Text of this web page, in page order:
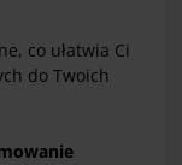
co ułatwia Ci
do Twoich